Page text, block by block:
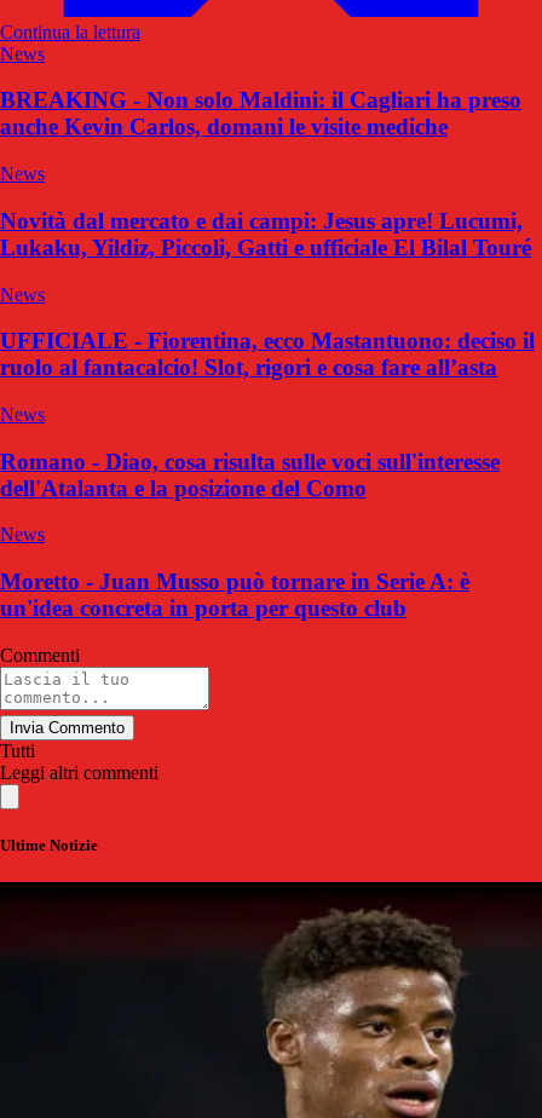
Continua la lettura
News
BREAKING - Non solo Maldini: il Cagliari ha preso
anche Kevin Carlos, domani le visite mediche
News
Novità dal mercato e dai campi: Jesus apre! Lucumi,
Lukaku, Yildiz, Piccoli, Gatti e ufficiale El Bilal Touré
News
UFFICIALE - Fiorentina, ecco Mastantuono: deciso il
ruolo al fantacalcio! Slot, rigori e cosa fare all’asta
News
Romano - Diao, cosa risulta sulle voci sull'interesse
dell'Atalanta e la posizione del Como
News
Moretto - Juan Musso può tornare in Serie A: è
un'idea concreta in porta per questo club
Commenti
Invia Commento
Tutti
Leggi altri commenti
Ultime Notizie